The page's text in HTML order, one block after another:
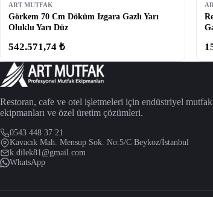
ART MUTFAK
Görkem 70 Cm Döküm Izgara Gazlı Yarı
Oluklu Yarı Düz
542.571,74 ₺
Restoran, cafe ve otel işletmeleri için endüstriyel mutfak
ekipmanları ve özel üretim çözümleri.
0543 448 37 21
Kavacık Mah. Mensup Sok. No:5/C Beykoz/İstanbul
k.dilek81@gmail.com
WhatsApp